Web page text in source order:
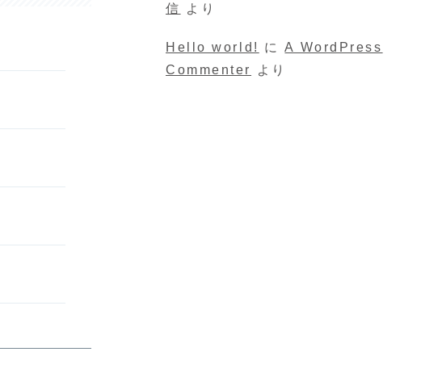
信
より
Hello world! にA WordPress
Commenter
より